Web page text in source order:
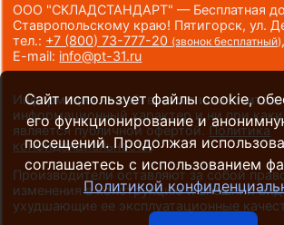
ООО "СКЛАДСТАНДАРТ" — Бесплатная
Ставропольскому краю! Пятигорск, ул.
тел.: +7 (800) 73-777-20 (звонок бесплатный),
E-mail: info@pt-31.ru
Информация на сайте носит
информационный характер и ни при
является публичной офертой. Политика
конфиденциальности.
Производители оставляют за собой
изменения в конструкцию и внешний вид
ухудшающие ее эксплуатационные
Сайт использует файлы cookie,
его функционирование и
посещений. Продолжая
соглашаетесь с использованием
Политикой